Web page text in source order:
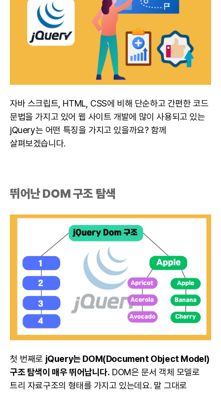
자바 스크립트, HTML, CSS에 비해 단순하고 간편한 코드
문법을 가지고 있어 웹 사이트 개발에 많이 사용되고 있는
jQuery는 어떤 특징을 가지고 있을까요? 함께
살펴보겠습니다.
뛰어난 DOM 구조 탐색
첫 번째로 jQuery는 DOM(Document Object Model)
구조 탐색이 매우 뛰어납니다. DOM은 문서 객체 모델로
트리 자료구조의 형태를 가지고 있는데요. 말 그대로